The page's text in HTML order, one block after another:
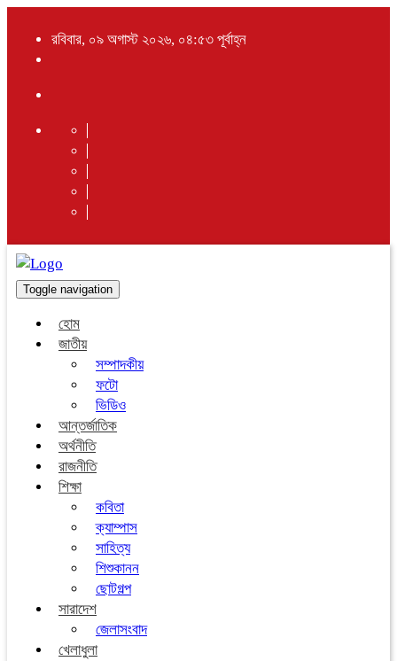
রবিবার, ০৯ অগাস্ট ২০২৬, ০৪:৫৩ পূর্বাহ্ন
Toggle navigation
হোম
জাতীয়
সম্পাদকীয়
ফটো
ভিডিও
আন্তর্জাতিক
অর্থনীতি
রাজনীতি
শিক্ষা
কবিতা
ক্যাম্পাস
সাহিত্য
শিশুকানন
ছোটগল্প
সারাদেশ
জেলাসংবাদ
খেলাধুলা